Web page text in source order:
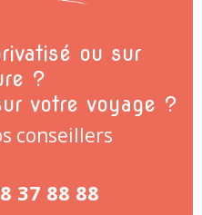
ou sur
?
votre voyage ?
conseillers
37 88 88